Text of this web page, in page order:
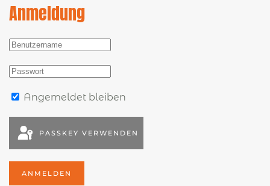
Anmeldung
Angemeldet bleiben
PASSKEY VERWENDEN
ANMELDEN